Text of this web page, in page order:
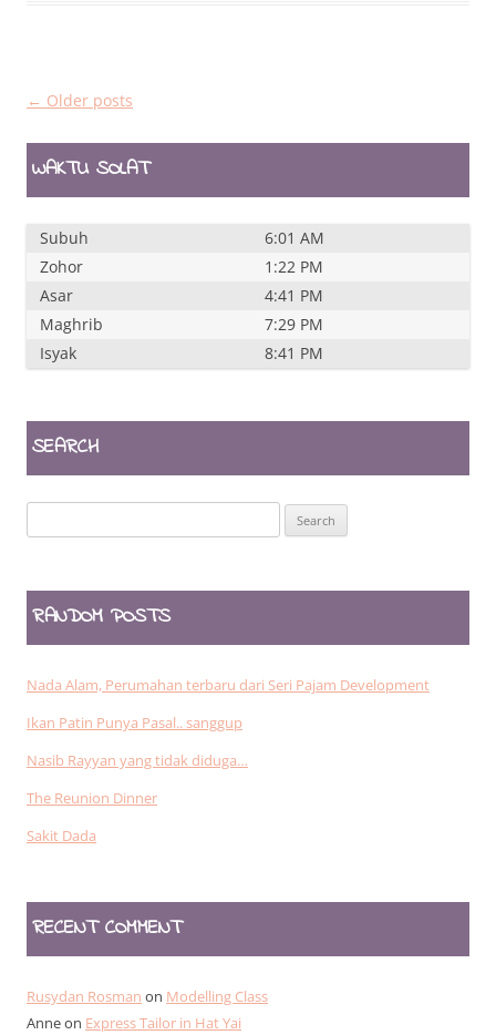
Post
← Older posts
WAKTU SOLAT
Subuh
6:01 AM
Zohor
1:22 PM
Asar
4:41 PM
Maghrib
7:29 PM
Isyak
8:41 PM
SEARCH
for:
RANDOM POSTS
Nada Alam, Perumahan terbaru dari Seri Pajam Development
Ikan Patin Punya Pasal.. sanggup
Nasib Rayyan yang tidak diduga…
The Reunion Dinner
Sakit Dada
RECENT COMMENT
Rusydan Rosman on Modelling Class
Anneon Express Tailor in Hat Yai